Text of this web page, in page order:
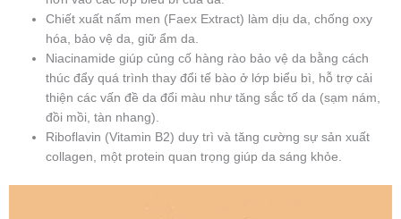
Chiết xuất nấm men (Faex Extract) làm dịu da, chống oxy
hóa, bảo vệ da, giữ ẩm da.
Niacinamide giúp củng cố hàng rào bảo vệ da bằng cách
thúc đẩy quá trình thay đổi tế bào ở lớp biểu bì, hỗ trợ cải
thiện các vấn đề da đổi màu như tăng sắc tố da (sạm nám,
đồi mồi, tàn nhang).
Riboflavin (Vitamin B2) duy trì và tăng cường sự sản xuất
collagen, một protein quan trọng giúp da sáng khỏe.